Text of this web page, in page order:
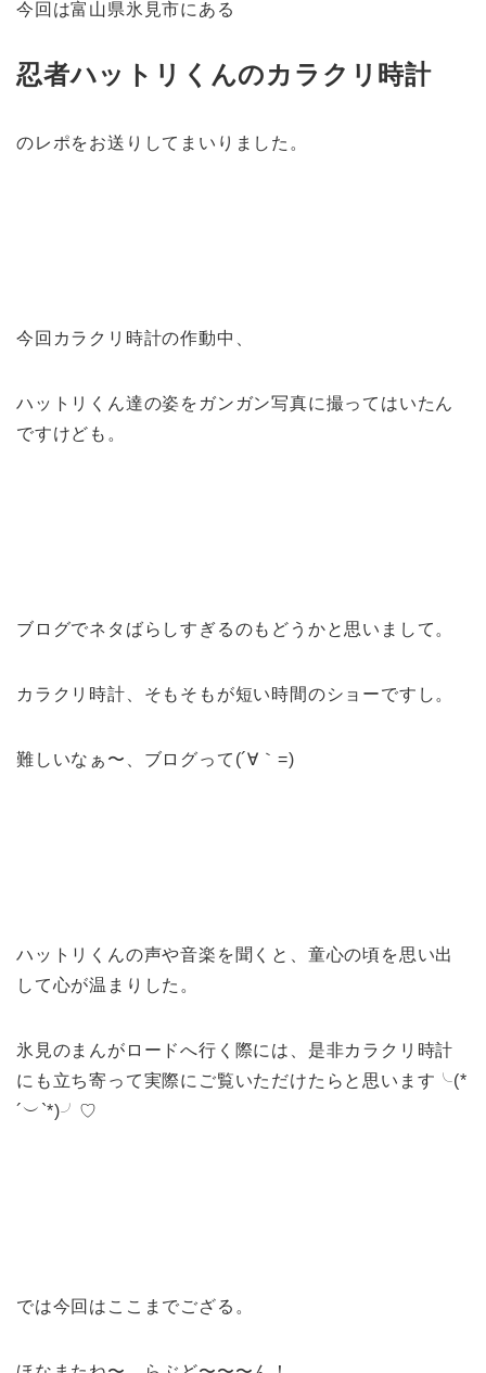
今回は富山県氷見市にある
忍者ハットリくんのカラクリ時計
のレポをお送りしてまいりました。
今回カラクリ時計の作動中、
ハットリくん達の姿をガンガン写真に撮ってはいたん
ですけども。
ブログでネタばらしすぎるのもどうかと思いまして。
カラクリ時計、そもそもが短い時間のショーですし。
難しいなぁ〜、ブログって(´∀｀=)
ハットリくんの声や音楽を聞くと、童心の頃を思い出
して心が温まりした。
氷見のまんがロードへ行く際には、是非カラクリ時計
にも立ち寄って実際にご覧いただけたらと思います╰(*
´︶`*)╯♡
では今回はここまでござる。